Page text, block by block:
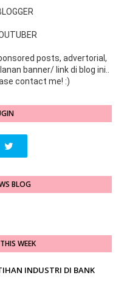
posts, advertorial,
banner/ link di blog ini..
contact me! :)
BLOG
WEEK
INDUSTRI DI BANK